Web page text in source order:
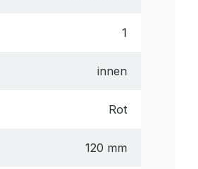
1
innen
Rot
120 mm